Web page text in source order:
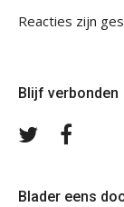
Reacties zijn
Blijf verbonden
Volg
Blader eens